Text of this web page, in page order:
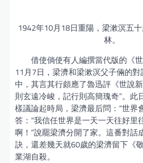
1942年10月18日重陽，梁漱溟五
林。
借使倘使有人編撰當代版的《
11月7日，梁濟和梁漱溟父子倆的
中，其言其行頗應了魯迅評《世說
則玄遠冷峻，記行則高簡瑰奇”。此
樣議論起時局，梁濟最后問：“世界
答：“我信任世界是一天一天往好里
啊！”說罷梁濟分開了家。這番對話
訣，還差幾天就60歲的梁濟留下《
業湖自殺。